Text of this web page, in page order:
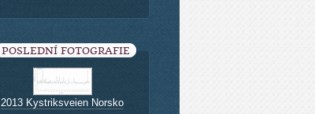
POSLEDNÍ FOTOGRAFIE
2013 Kystriksveien Norsko